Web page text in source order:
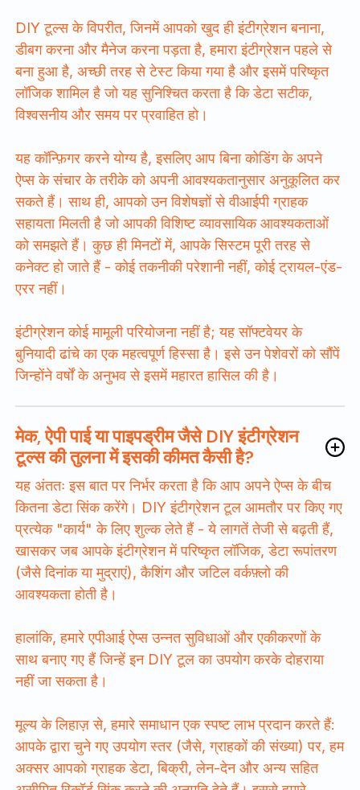
DIY टूल्स के विपरीत, जिनमें आपको खुद ही इंटीग्रेशन बनाना,
डीबग करना और मैनेज करना पड़ता है, हमारा इंटीग्रेशन पहले से
बना हुआ है, अच्छी तरह से टेस्ट किया गया है और इसमें परिष्कृत
लॉजिक शामिल है जो यह सुनिश्चित करता है कि डेटा सटीक,
विश्वसनीय और समय पर प्रवाहित हो।
यह कॉन्फ़िगर करने योग्य है, इसलिए आप बिना कोडिंग के अपने
ऐप्स के संचार के तरीके को अपनी आवश्यकतानुसार अनुकूलित कर
सकते हैं। साथ ही, आपको उन विशेषज्ञों से वीआईपी ग्राहक
सहायता मिलती है जो आपकी विशिष्ट व्यावसायिक आवश्यकताओं
को समझते हैं। कुछ ही मिनटों में, आपके सिस्टम पूरी तरह से
कनेक्ट हो जाते हैं - कोई तकनीकी परेशानी नहीं, कोई ट्रायल-एंड-
एरर नहीं।
इंटीग्रेशन कोई मामूली परियोजना नहीं है; यह सॉफ्टवेयर के
बुनियादी ढांचे का एक महत्वपूर्ण हिस्सा है। इसे उन पेशेवरों को सौंपें
जिन्होंने वर्षों के अनुभव से इसमें महारत हासिल की है।
मेक, ऐपी पाई या पाइपड्रीम जैसे DIY इंटीग्रेशन
टूल्स की तुलना में इसकी कीमत कैसी है?
यह अंततः इस बात पर निर्भर करता है कि आप अपने ऐप्स के बीच
कितना डेटा सिंक करेंगे। DIY इंटीग्रेशन टूल आमतौर पर किए गए
प्रत्येक "कार्य" के लिए शुल्क लेते हैं - ये लागतें तेजी से बढ़ती हैं,
खासकर जब आपके इंटीग्रेशन में परिष्कृत लॉजिक, डेटा रूपांतरण
(जैसे दिनांक या मुद्राएं), कैशिंग और जटिल वर्कफ़्लो की
आवश्यकता होती है।
हालांकि, हमारे एपीआई ऐप्स उन्नत सुविधाओं और एकीकरणों के
साथ बनाए गए हैं जिन्हें इन DIY टूल का उपयोग करके दोहराया
नहीं जा सकता है।
मूल्य के लिहाज़ से, हमारे समाधान एक स्पष्ट लाभ प्रदान करते हैं:
आपके द्वारा चुने गए उपयोग स्तर (जैसे, ग्राहकों की संख्या) पर, हम
अक्सर आपको ग्राहक डेटा, बिक्री, लेन-देन और अन्य सहित